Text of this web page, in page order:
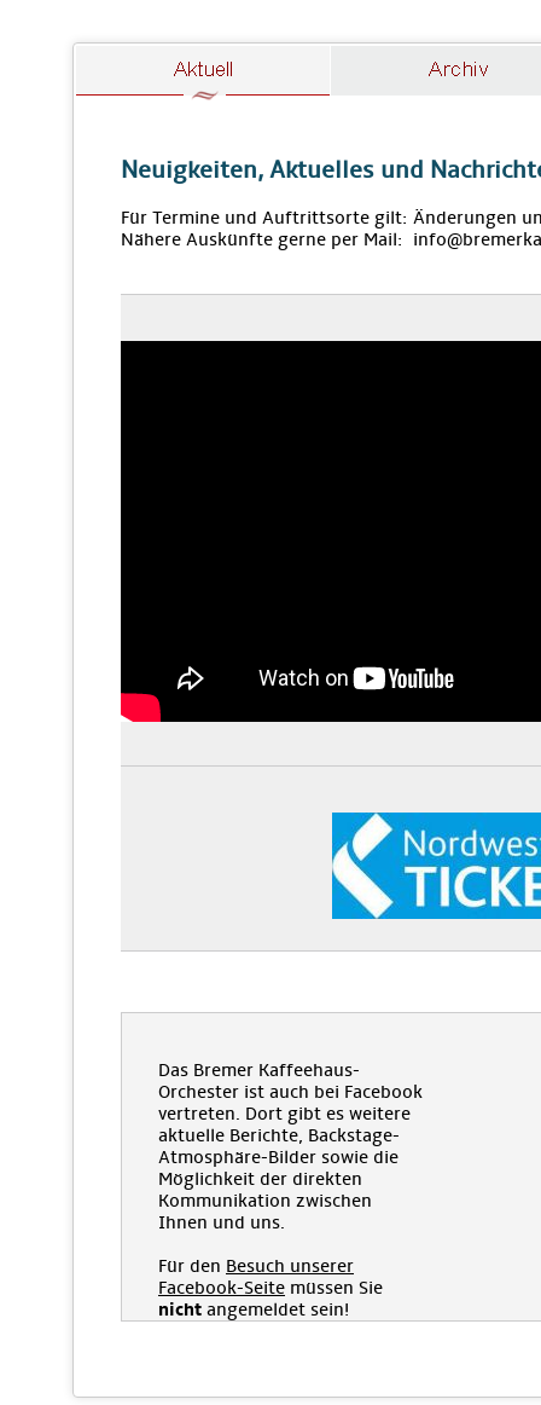
Neuigkeiten, Aktuelles und
Für Termine und Auftrittsorte gilt: Änderungen
Nähere Auskünfte gerne per Mail:
Das Bremer Kaffeehaus-
Orchester ist auch bei Facebook
vertreten. Dort gibt es weitere
aktuelle Berichte, Backstage-
Atmosphäre-Bilder sowie die
Möglichkeit der direkten
Kommunikation zwischen
Ihnen und uns.
Für den Besuch unserer
Facebook-Seite müssen Sie
nicht angemeldet sein!